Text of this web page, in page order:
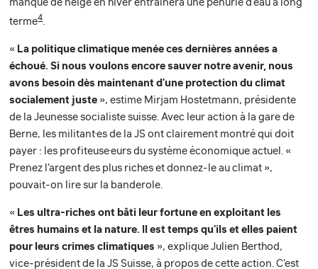
terme4.
« La politique climatique menée ces dernières années a
échoué. Si nous voulons encore sauver notre avenir, nous
avons besoin dès maintenant d'une protection du climat
socialement juste », estime Mirjam Hostetmann, présidente
de la Jeunesse socialiste suisse. Avec leur action à la gare de
Berne, les militant·es de la JS ont clairement montré qui doit
payer : les profiteuse·eurs du système économique actuel. «
Prenez l'argent des plus riches et donnez-le au climat »,
pouvait-on lire sur la banderole.
« Les ultra-riches ont bâti leur fortune en exploitant les
êtres humains et la nature. Il est temps qu'ils et elles paient
pour leurs crimes climatiques », explique Julien Berthod,
vice-président de la JS Suisse, à propos de cette action. C'est